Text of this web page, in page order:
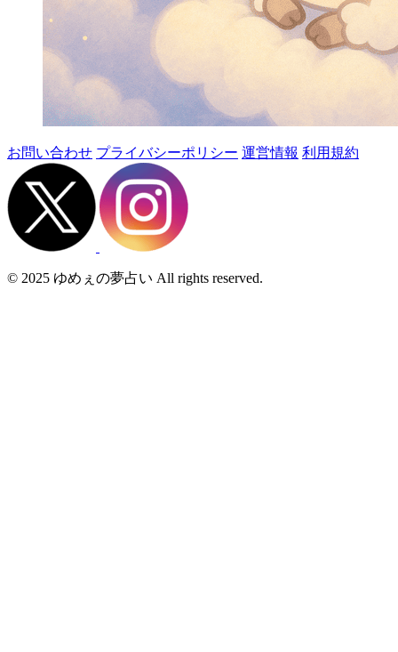
お問い合わせ プライバシーポリシー 運営情報 利用規約
© 2025 ゆめぇの夢占い All rights reserved.